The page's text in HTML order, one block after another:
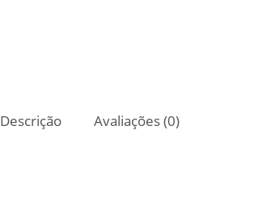
Descrição Avaliações (0)